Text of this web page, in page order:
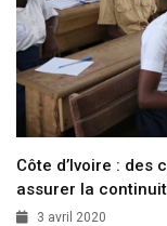
Côte d’Ivoire : des
assurer la
3 avril 2020